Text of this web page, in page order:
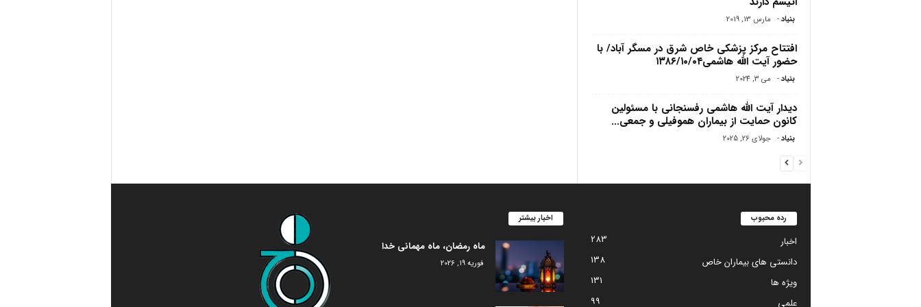
بنیاد - مارس 13, 2019
افتتاح مرکز پزشکی خاص شرق در مسگر آباد/ با
حضور آیت الله هاشمی۱۳۸۶/۱۰/۰۴
بنیاد - می 3, 2024
دیدار آیت الله هاشمی رفسنجانی با مسئولین
کانون حمایت از بیماران هموفیلى و جمعى...
بنیاد - جولای 26, 2025
اخبار بیشتر
ماه رمضان، ماه مهمانی خدا
فوریه 19, 2026
رده محبوب
اخبار
283
دانستی های بیماران خاص
138
ویژه ها
131
علمی
99